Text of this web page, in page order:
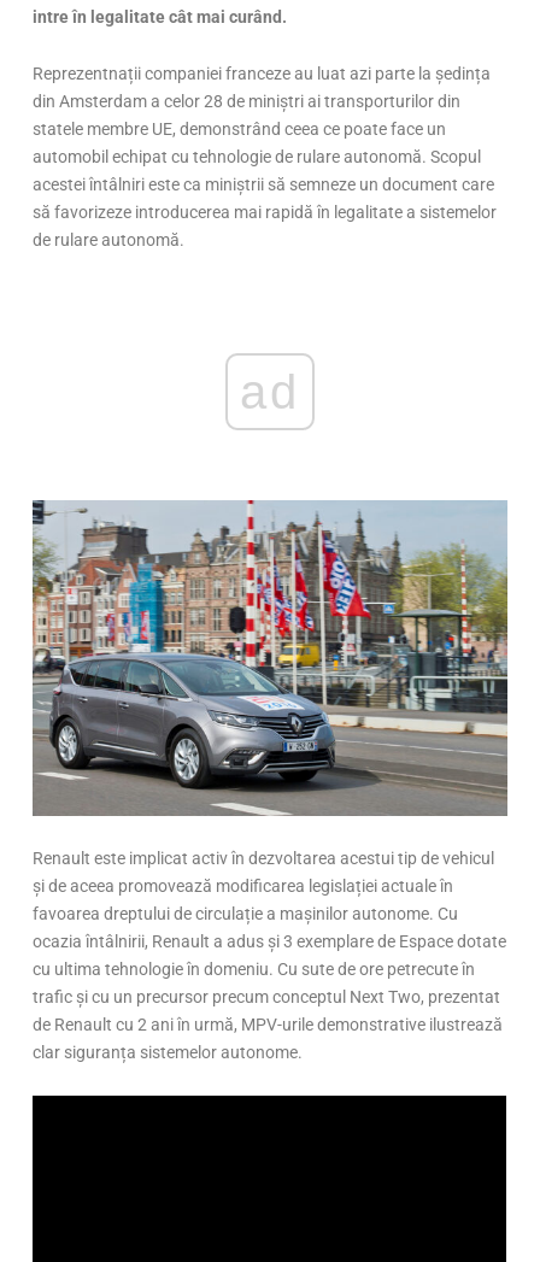
intre în legalitate cât mai curând.
Reprezentnații companiei franceze au luat azi parte la ședința
din Amsterdam a celor 28 de miniștri ai transporturilor din
statele membre UE, demonstrând ceea ce poate face un
automobil echipat cu tehnologie de rulare autonomă. Scopul
acestei întâlniri este ca miniștrii să semneze un document care
să favorizeze introducerea mai rapidă în legalitate a sistemelor
de rulare autonomă.
ad
Renault este implicat activ în dezvoltarea acestui tip de vehicul
și de aceea promovează modificarea legislației actuale în
favoarea dreptului de circulație a mașinilor autonome. Cu
ocazia întâlnirii, Renault a adus și 3 exemplare de Espace dotate
cu ultima tehnologie în domeniu. Cu sute de ore petrecute în
trafic și cu un precursor precum conceptul Next Two, prezentat
de Renault cu 2 ani în urmă, MPV-urile demonstrative ilustrează
clar siguranța sistemelor autonome.